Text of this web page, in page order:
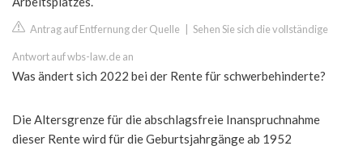
Antrag auf Entfernung der Quelle Sehen Sie sich die vollständige
Antwort auf wbs-law.de an
Was ändert sich 2022 bei der Rente für schwerbehinderte?
Die Altersgrenze für die abschlagsfreie Inanspruchnahme
dieser Rente wird für die Geburtsjahrgänge ab 1952